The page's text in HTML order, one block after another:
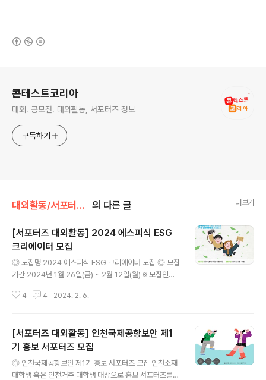
콘테스트코리아
대회. 공모전. 대외활동, 서포터즈 정보
구독하기
대외활동/서포터즈 • 기자단 의 다른 글 더보기
[서포터즈 대외활동] 2024 에스피식 ESG
크리에이터 모집
◎ 모집명 2024 에스피식 ESG 크리에이터 모집 ◎ 모집
기간 2024년 1월 26일(금) ~ 2월 12일(월) ※ 모집인원
2. 31. ◎ 지원자격 - 대한민국 거주자 - ESG 사회 기여활
브 계정 구독자 수 5,000명 이상인 자 - 영상 공모전 수상
및 서포터즈 경험 등 영상 관련 대외활동 경험자 - 선발 시
오리엔테이션 (2024년 2월 19일 월요일) 참가 가능한 자
◎ 모집인원 - 8명 ※예비합격자 5팀 추가 선발 ◎ 활동내
4 4 2024. 2. 6.
[서포터즈 대외활동] 인천국제공항보안 제1
기 홍보 서포터즈 모집
◎ 인천국제공항보안 제1기 홍보 서포터즈 모집 인천소재
대학생 혹은 인천거주 대학생 대상으로 홍보 서포터즈를